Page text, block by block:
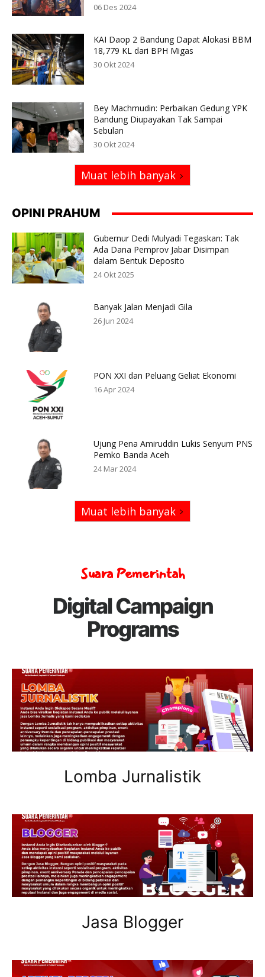
06 Des 2024
KAI Daop 2 Bandung Dapat Alokasi BBM
18,779 KL dari BPH Migas
30 Okt 2024
Bey Machmudin: Perbaikan Gedung YPK
Bandung Diupayakan Tak Sampai
Sebulan
30 Okt 2024
Muat lebih banyak
OPINI PRAHUM
Gubernur Dedi Mulyadi Tegaskan: Tak
Ada Dana Pemprov Jabar Disimpan
dalam Bentuk Deposito
24 Okt 2025
Banyak Jalan Menjadi Gila
26 Jun 2024
PON XXI dan Peluang Geliat Ekonomi
16 Apr 2024
Ujung Pena Amiruddin Lukis Senyum PNS
Pemko Banda Aceh
24 Mar 2024
Muat lebih banyak
Suara Pemerintah
Digital Campaign
Programs
Lomba Jurnalistik
Jasa Blogger